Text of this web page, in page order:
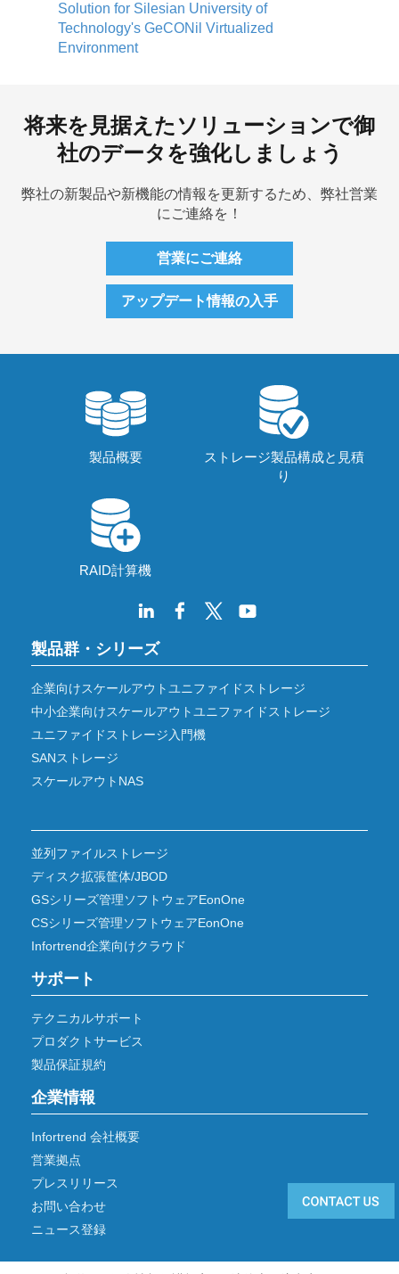
Solution for Silesian University of
Technology's GeCONil Virtualized
Environment
将来を見据えたソリューションで御
社のデータを強化しましょう
弊社の新製品や新機能の情報を更新するため、弊社営業
にご連絡を！
営業にご連絡
アップデート情報の入手
製品概要
ストレージ製品構成と見積
り
RAID計算機
製品群・シリーズ
企業向けスケールアウトユニファイドストレージ
中小企業向けスケールアウトユニファイドストレージ
ユニファイドストレージ入門機
SANストレージ
スケールアウトNAS
並列ファイルストレージ
ディスク拡張筐体/JBOD
GSシリーズ管理ソフトウェアEonOne
CSシリーズ管理ソフトウェアEonOne
Infortrend企業向けクラウド
サポート
テクニカルサポート
プロダクトサービス
製品保証規約
企業情報
Infortrend 会社概要
営業拠点
プレスリリース
お問い合わせ
ニュース登録